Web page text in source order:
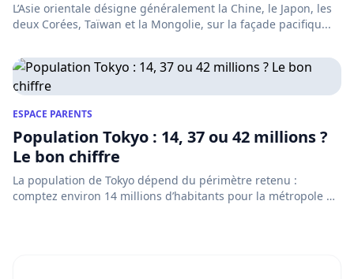
L’Asie orientale désigne généralement la Chine, le Japon, les
deux Corées, Taïwan et la Mongolie, sur la façade pacifiqu...
ESPACE PARENTS
Population Tokyo : 14, 37 ou 42 millions ?
Le bon chiffre
La population de Tokyo dépend du périmètre retenu :
comptez environ 14 millions d’habitants pour la métropole de